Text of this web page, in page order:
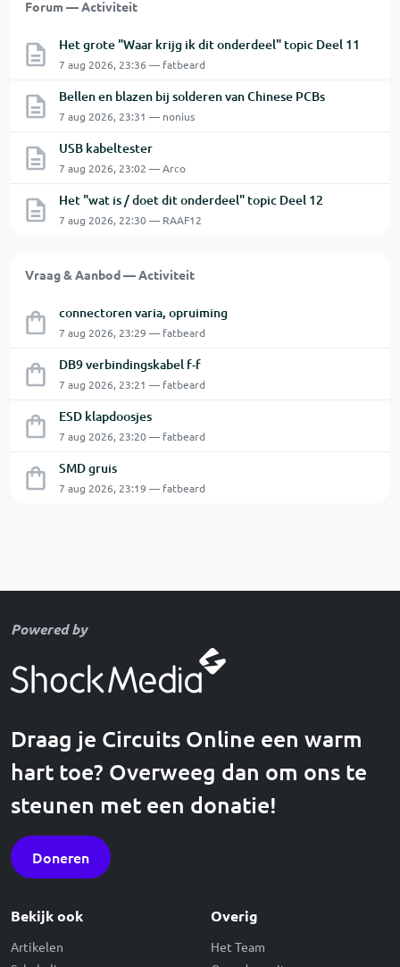
Forum — Activiteit
Het grote "Waar krijg ik dit onderdeel" topic Deel 11
7 aug 2026, 23:36 — fatbeard
Bellen en blazen bij solderen van Chinese PCBs
7 aug 2026, 23:31 — nonius
USB kabeltester
7 aug 2026, 23:02 — Arco
Het "wat is / doet dit onderdeel" topic Deel 12
7 aug 2026, 22:30 — RAAF12
Vraag & Aanbod — Activiteit
connectoren varia, opruiming
7 aug 2026, 23:29 — fatbeard
DB9 verbindingskabel f-f
7 aug 2026, 23:21 — fatbeard
ESD klapdoosjes
7 aug 2026, 23:20 — fatbeard
SMD gruis
7 aug 2026, 23:19 — fatbeard
Powered by
Draag je Circuits Online een warm
hart toe? Overweeg dan om ons te
steunen met een donatie!
Doneren
Bekijk ook
Artikelen
Overig
Het Team